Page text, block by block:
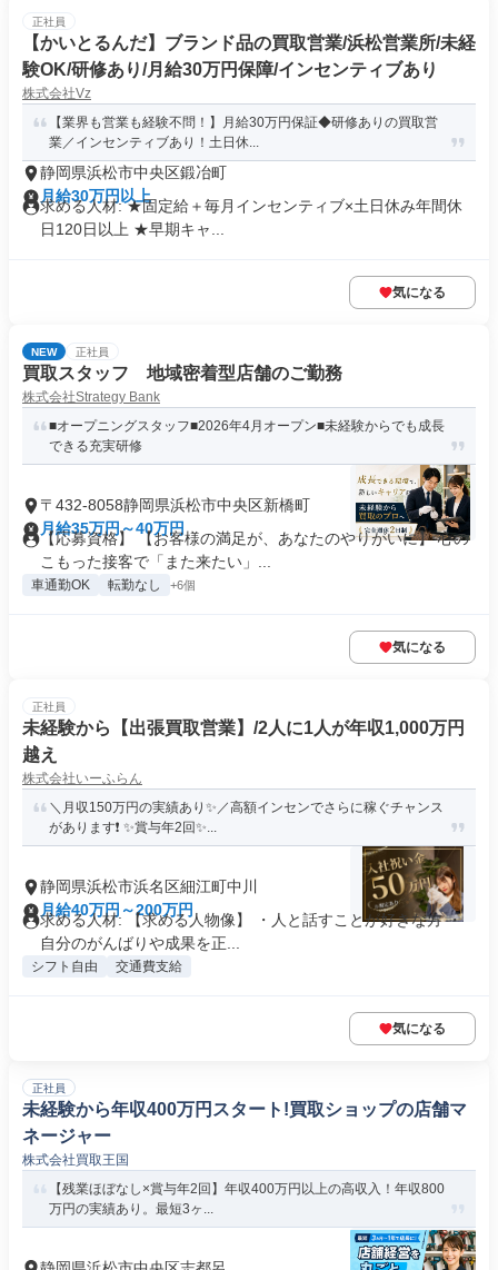
正社員
【かいとるんだ】ブランド品の買取営業/浜松営業所/未経
験OK/研修あり/月給30万円保障/インセンティブあり
株式会社Vz
【業界も営業も経験不問！】月給30万円保証◆研修ありの買取営
業／インセンティブあり！土日休...
静岡県浜松市中央区鍛冶町
月給30万円以上
求める人材: ★固定給＋毎月インセンティブ×土日休み年間休
日120日以上 ★早期キャ...
気になる
NEW 正社員
買取スタッフ 地域密着型店舗のご勤務
株式会社Strategy Bank
■オープニングスタッフ■2026年4月オープン■未経験からでも成長
できる充実研修
〒432-8058静岡県浜松市中央区新橋町
月給35万円～40万円
【応募資格】 【お客様の満足が、あなたのやりがいに】 心の
こもった接客で「また来たい」...
車通勤OK 転勤なし +6個
気になる
正社員
未経験から【出張買取営業】/2人に1人が年収1,000万円
越え
株式会社いーふらん
＼月収150万円の実績あり✨／高額インセンでさらに稼ぐチャンス
があります❗ ✨賞与年2回✨...
静岡県浜松市浜名区細江町中川
月給40万円～200万円
求める人材: 【求める人物像】 ・人と話すことが好きな方 ・
自分のがんばりや成果を正...
シフト自由 交通費支給
気になる
正社員
未経験から年収400万円スタート!買取ショップの店舗マ
ネージャー
株式会社買取王国
【残業ほぼなし×賞与年2回】年収400万円以上の高収入！年収800
万円の実績あり。最短3ヶ...